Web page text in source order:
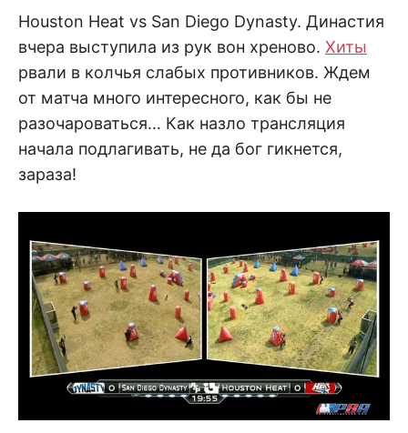
Houston Heat vs San Diego Dynasty. Династия
вчера выступила из рук вон хреново. Хиты
рвали в колчья слабых противников. Ждем
от матча много интересного, как бы не
разочароваться… Как назло трансляция
начала подлагивать, не да бог гикнется,
зараза!